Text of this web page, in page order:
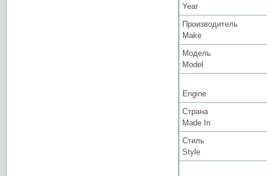
Year
Производитель
Make
Модель
Model
Engine
Страна
Made In
Стиль
Style